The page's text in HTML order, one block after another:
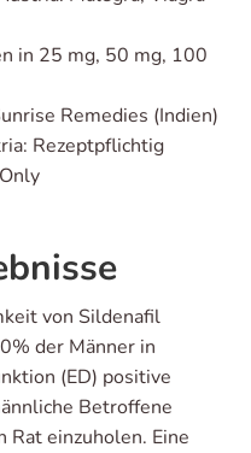
in 25 mg, 50 mg, 100
Remedies (Indien)
Rezeptpflichtig
von Sildenafil
der Männer in
(ED) positive
Betroffene
Rat einzuholen. Eine